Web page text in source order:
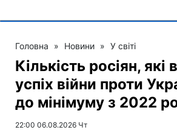
Головна » Новини » У світі
Кількість росіян, які
успіх війни проти
до мінімуму з 2022
22:00 06.08.2026 Чт